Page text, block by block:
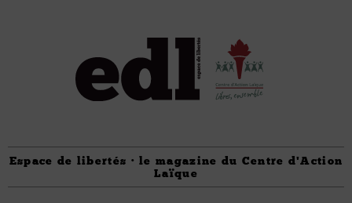
Espace de libertés · le magazine du Centre d'Action
Laïque